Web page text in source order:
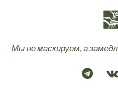
Мы не маскируем, а